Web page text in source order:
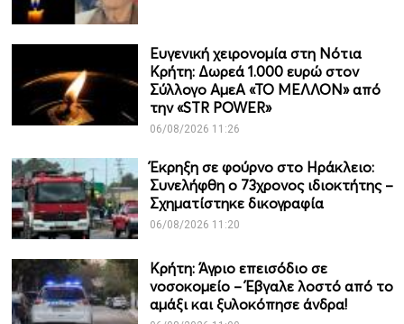
Ευγενική χειρονομία στη Νότια
Κρήτη: Δωρεά 1.000 ευρώ στον
Σύλλογο ΑμεΑ «ΤΟ ΜΕΛΛΟΝ» από
την «STR POWER»
06/08/2026 11:26
Έκρηξη σε φούρνο στο Ηράκλειο:
Συνελήφθη ο 73χρονος ιδιοκτήτης –
Σχηματίστηκε δικογραφία
06/08/2026 11:20
Κρήτη: Άγριο επεισόδιο σε
νοσοκομείο – Έβγαλε λοστό από το
αμάξι και ξυλοκόπησε άνδρα!